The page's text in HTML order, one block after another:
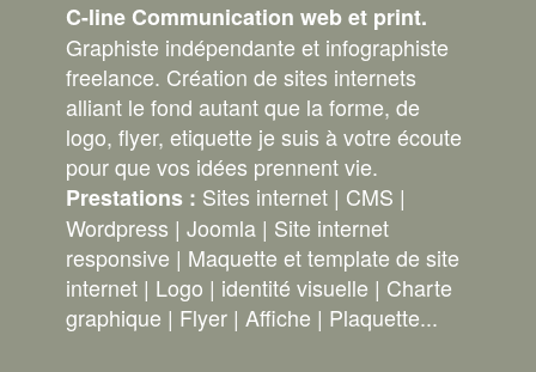
C-line Communication web et print.
Graphiste indépendante et infographiste
freelance. Création de sites internets
alliant le fond autant que la forme, de
logo, flyer, etiquette je suis à votre écoute
pour que vos idées prennent vie.
Prestations : Sites internet | CMS |
Wordpress | Joomla | Site internet
responsive | Maquette et template de site
internet | Logo | identité visuelle | Charte
graphique | Flyer | Affiche | Plaquette...